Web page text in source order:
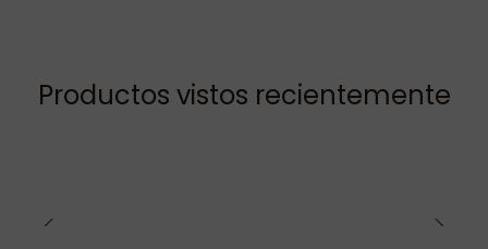
Productos vistos recientemente